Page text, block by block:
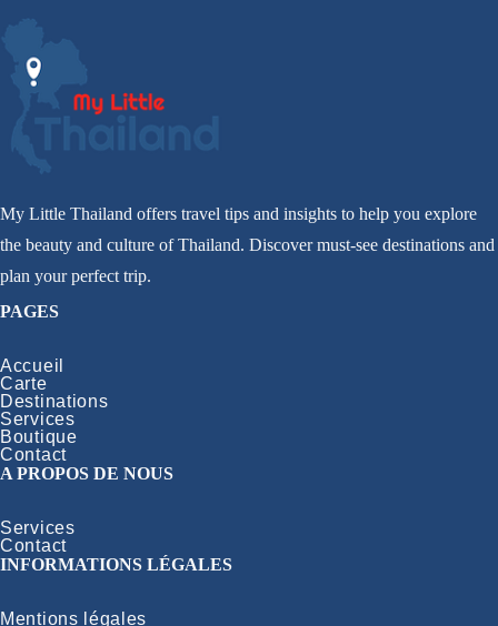
My Little Thailand offers travel tips and insights to help you explore
the beauty and culture of Thailand. Discover must-see destinations and
plan your perfect trip.
PAGES
Accueil
Carte
Destinations
Services
Boutique
Contact
A PROPOS DE NOUS
Services
Contact
INFORMATIONS LÉGALES
Mentions légales